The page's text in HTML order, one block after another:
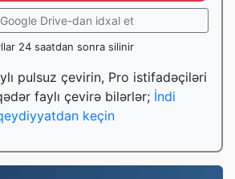
Google Drive-dan idxal et
24 saatdan sonra silinir
pulsuz çevirin, Pro istifadəçiləri
faylı çevirə bilərlər; İndi
keçin